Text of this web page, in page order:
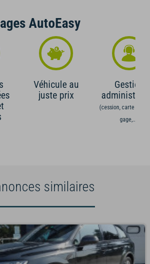
AutoEasy
Véhicule au
juste prix
Gestion
(cession, carte grise,
gage,...)
similaires